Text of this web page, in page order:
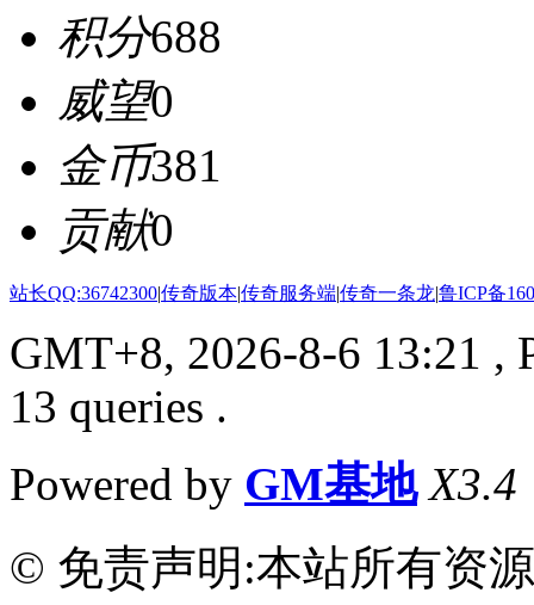
积分688
威望0
金币381
贡献0
站长QQ:36742300|传奇版本|传奇服务端|传奇一条龙|鲁ICP备
GMT+8, 2026-8-6 13:21 ,
13 queries .
Powered by GM基地 X3.4
© 免责声明:本站所有资